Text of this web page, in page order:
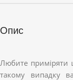
Опис
Любите приміряти
такому випадку